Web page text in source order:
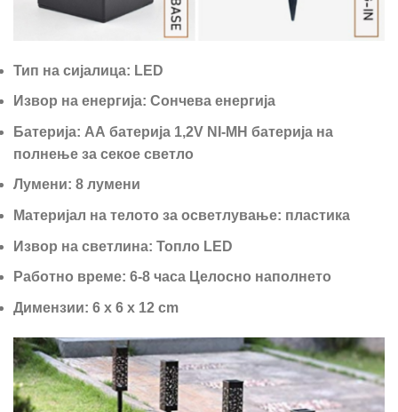
Тип на сијалица: LED
Извор на енергија: Сончева енергија
Батерија: АА батерија 1,2V NI-MH батерија на
полнење за секое светло
Лумени: 8 лумени
Материјал на телото за осветлување: пластика
Извор на светлина: Топло LED
Работно време: 6-8 часа Целосно наполнето
Димензии: 6 x 6 x 12 cm